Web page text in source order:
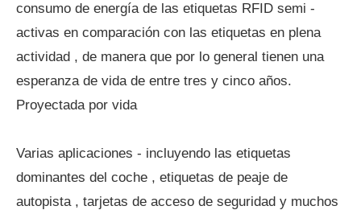
consumo de energía de las etiquetas RFID semi -
activas en comparación con las etiquetas en plena
actividad , de manera que por lo general tienen una
esperanza de vida de entre tres y cinco años.
Proyectada por vida
Varias aplicaciones - incluyendo las etiquetas
dominantes del coche , etiquetas de peaje de
autopista , tarjetas de acceso de seguridad y muchos